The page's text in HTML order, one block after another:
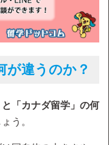
が違うのか？
と「カナダ留学」の何
う。